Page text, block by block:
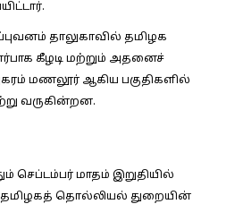
தாலுகாவில் தமிழக
கீழடி மற்றும் அதனைச்
மணலூர் ஆகிய பகுதிகளில்
வருகின்றன.
மாதம் இறுதியில்
,தமிழகத் தொல்லியல் துறையின்